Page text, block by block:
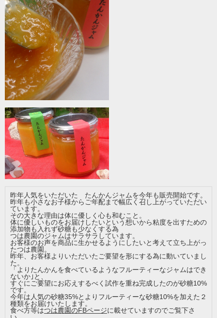
昨年人気をいただいた たんかんジャムを今年も販売開始です。
昨年も小さなお子様からご年配まで幅広く召し上がっていただい
ています。
その大きな理由は体に優しく心も和むこと。
体に優しいものをお届けしたいという想いから粘度を出すための
添加物も入れず砂糖も少なくする為
つは農園のジャムはサラサラしています。
お客様のお声を商品に生かせるようにしたいと考えて立ち上がっ
たつは農園。
昨年、お客様よりいただいたご要望を形にする為に動いていまし
た。
「よりたんかんを食べているようなフルーティーなジャムはでき
ないか｣と、
すぐにご要望にお応えするべく試作を重ね完成したのが砂糖10%
です。
今年は人気の砂糖35%とよりフルーティーな砂糖10%を加えた２
種類をお届けいたします。
食べ方等はつは農園のFBページに載せていますのでご覧下さ